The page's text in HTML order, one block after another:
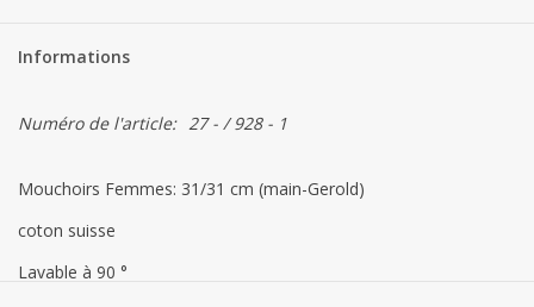
nuit (FEMMES)
Marques
Informations
Numéro de l'article: 27 - / 928 - 1
Mouchoirs Femmes: 31/31 cm (main-Gerold)
coton suisse
Lavable à 90 °